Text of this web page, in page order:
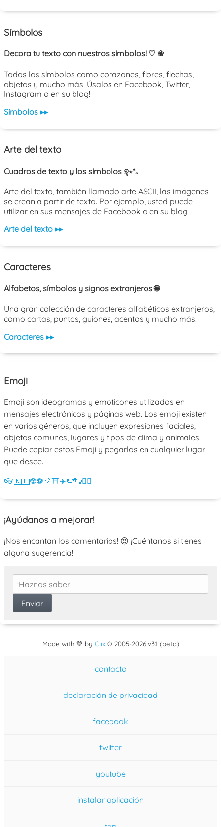
Símbolos
Decora tu texto con nuestros símbolos! ♡ ❀
Todos los símbolos como corazones, flores, flechas,
objetos y mucho más! Úsalos en Facebook, Twitter,
Instagram o en su blog!
Símbolos ▸▸
Arte del texto
Cuadros de texto y los símbolos ୭̥⋆*｡
Arte del texto, también llamado arte ASCII, las imágenes
se crean a partir de texto. Por ejemplo, usted puede
utilizar en sus mensajes de Facebook o en su blog!
Arte del texto ▸▸
Caracteres
Alfabetos, símbolos y signos extranjeros 🌐
Una gran colección de caracteres alfabéticos extranjeros,
como cartas, puntos, guiones, acentos y mucho más.
Caracteres ▸▸
Emoji
Emoji son ideogramas y emoticones utilizados en
mensajes electrónicos y páginas web. Los emoji existen
en varios géneros, que incluyen expresiones faciales,
objetos comunes, lugares y tipos de clima y animales.
Puede copiar estos Emoji y pegarlos en cualquier lugar
que desee.
👓🇳🇱☢️⚽ 🎈⛩️✈️🍉🐑💁‍♀️
¡Ayúdanos a mejorar!
¡Nos encantan los comentarios! 😍 ¡Cuéntanos si tienes
alguna sugerencia!
Made with 💙 by Clix© 2005-2026 v3.1 (beta)
contacto
declaración de privacidad
facebook
twitter
youtube
instalar aplicación